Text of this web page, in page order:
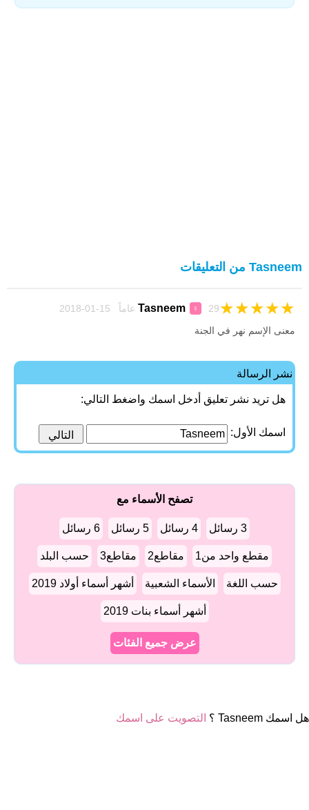
Tasneem من التعليقات
Tasneem ♀ 29 عاماً 15-01-2018 ★
★
★
★
★
معنى الإسم نهر في الجنة
نشر الرسالة
هل تريد نشر تعليق أدخل اسمك واضغط التالي:
اسمك الأول:
تصفح الأسماء مع
3 رسائل 4 رسائل 5 رسائل 6 رسائل
مقطع واحد من1 مقاطع2 مقاطع3 حسب البلد
حسب اللغة الأسماء الشعبية أشهر أسماء أولاد 2019
أشهر أسماء بنات 2019
عرض جميع الفئات
هل اسمك Tasneem ؟ التصويت على اسمك